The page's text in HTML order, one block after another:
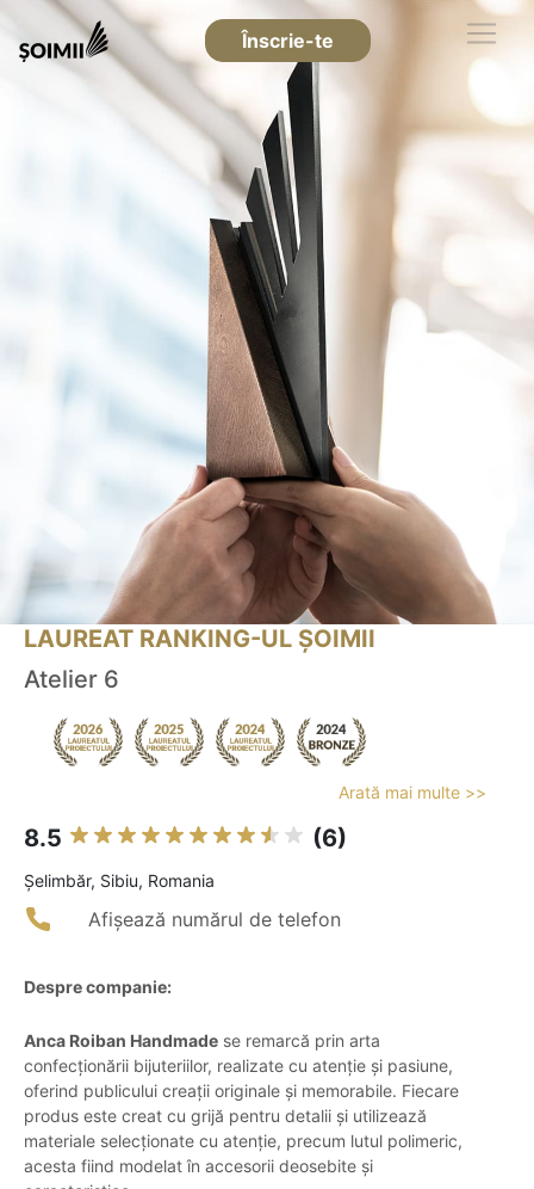
Înscrie-te
LAUREAT RANKING-UL ȘOIMII
Atelier 6
Arată mai multe >>
8.5 (6)
Şelimbăr, Sibiu, Romania
Afișează numărul de telefon
Despre companie:
Anca Roiban Handmade se remarcă prin arta
confecționării bijuteriilor, realizate cu atenție și pasiune,
oferind publicului creații originale și memorabile. Fiecare
produs este creat cu grijă pentru detalii și utilizează
materiale selecționate cu atenție, precum lutul polimeric,
acesta fiind modelat în accesorii deosebite și